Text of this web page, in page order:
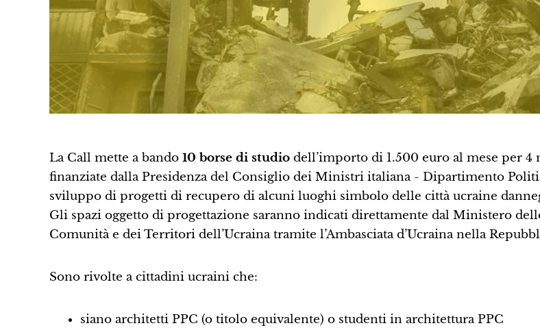
La Call mette a bando 10 borse di studio dell’importo di 1.500 euro al mese per 4
finanziate dalla Presidenza del Consiglio dei Ministri italiana - Dipartimento
sviluppo di progetti di recupero di alcuni luoghi simbolo delle città ucraine
Gli spazi oggetto di progettazione saranno indicati direttamente dal Ministero
Comunità e dei Territori dell’Ucraina tramite l’Ambasciata d’Ucraina nella
Sono rivolte a cittadini ucraini che:
siano architetti PPC (o titolo equivalente) o studenti in architettura PPC